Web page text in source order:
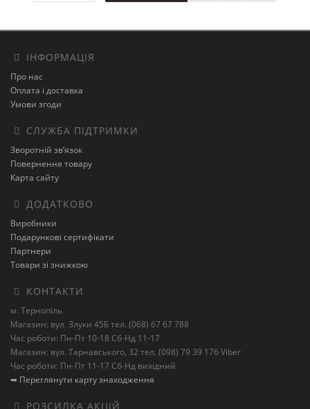
ІНФОРМАЦІЯ
Про нас
Оплата і доставка
Умови згоди
СЛУЖБА ПІДТРИМКИ
Зворотній зв’язок
Повернення товару
Карта сайту
ДОДАТКОВО
Виробники
Подарункові сертифікати
Партнери
Товари зі знижкою
КОНТАКТИ
м. Тернопіль
Магазин: вул. Злуки 45Б тел. (068) 67 67 788
Час роботи: Пн-Пт 10-18 Сб-Нд 11-17
Магазин: вул. Тарнавського, 32 тел. (098) 79 39 176 Viber
Час роботи: Пн-Пт 11-17 Сб-Нд вихідний
➥ Переглянути карту знаходження
РОЗСИЛКА АКЦІЙ